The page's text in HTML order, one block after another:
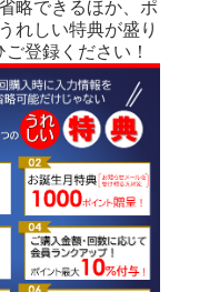
略できるほか、ポ
れしい特典が盛り
登録ください！